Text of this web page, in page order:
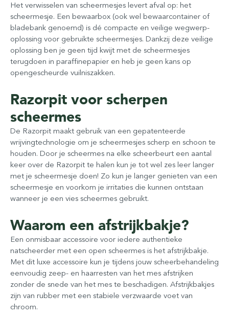
Het verwisselen van scheermesjes levert afval op: het
scheermesje. Een bewaarbox (ook wel bewaarcontainer of
bladebank genoemd) is dé compacte en veilige wegwerp-
oplossing voor gebruikte scheermesjes. Dankzij deze veilige
oplossing ben je geen tijd kwijt met de scheermesjes
terugdoen in paraffinepapier en heb je geen kans op
opengescheurde vuilniszakken.
Razorpit voor scherpen
scheermes
De Razorpit maakt gebruik van een gepatenteerde
wrijvingtechnologie om je scheermesjes scherp en schoon te
houden. Door je scheermes na elke scheerbeurt een aantal
keer over de Razorpit te halen kun je tot wel zes leer langer
met je scheermesje doen! Zo kun je langer genieten van een
scheermesje en voorkom je irritaties die kunnen ontstaan
wanneer je een vies scheermes gebruikt.
Waarom een afstrijkbakje?
Een onmisbaar accessoire voor iedere authentieke
natscheerder met een open scheermes is het afstrijkbakje.
Met dit luxe accessoire kun je tijdens jouw scheerbehandeling
eenvoudig zeep- en haarresten van het mes afstrijken
zonder de snede van het mes te beschadigen. Afstrijkbakjes
zijn van rubber met een stabiele verzwaarde voet van
chroom.